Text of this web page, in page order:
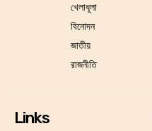
খেলাধূলা
বিনোদন
জাতীয়
রাজনীতি
Links